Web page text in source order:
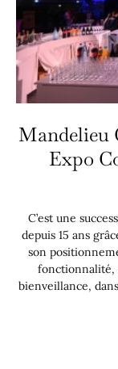
Mandelieu
Expo
C’est une
depuis 15 ans
son
fonctionnalité,
bienveillance,